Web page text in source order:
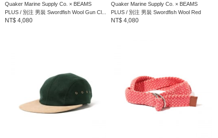
性別 ： MEN
： 棉100%
日本製造
Quaker Marine Supply Co. × BEAMS
PLUS / 別注 男裝 Swordfish Wool Gun Cl...
NT$ 4,080
Quaker Marine Supply Co. × BEAMS
PLUS / 別注 男裝 Swordfish Wool Red
NT$ 4,080